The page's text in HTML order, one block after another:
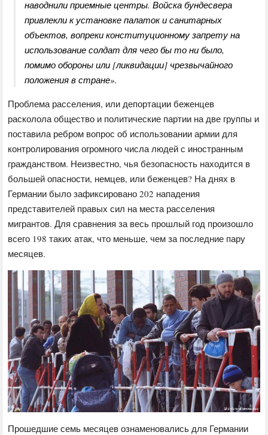
наводнили приемные центры. Войска бундесвера
привлекли к установке палаток и санитарных
объектов, вопреки конституционному запрету на
использование солдат для чего бы то ни было,
помимо обороны или [ликвидации] чрезвычайного
положения в стране».
Проблема расселения, или депортации беженцев
расколола общество и политические партии на две группы и
поставила ребром вопрос об использовании армии для
контролирования огромного числа людей с иностранным
гражданством. Неизвестно, чья безопасность находится в
большей опасности, немцев, или беженцев? На днях в
Германии было зафиксировано 202 нападения
представителей правых сил на места расселения
мигрантов. Для сравнения за весь прошлый год произошло
всего 198 таких атак, что меньше, чем за последние пару
месяцев.
Прошедшие семь месяцев ознаменовались для Германии